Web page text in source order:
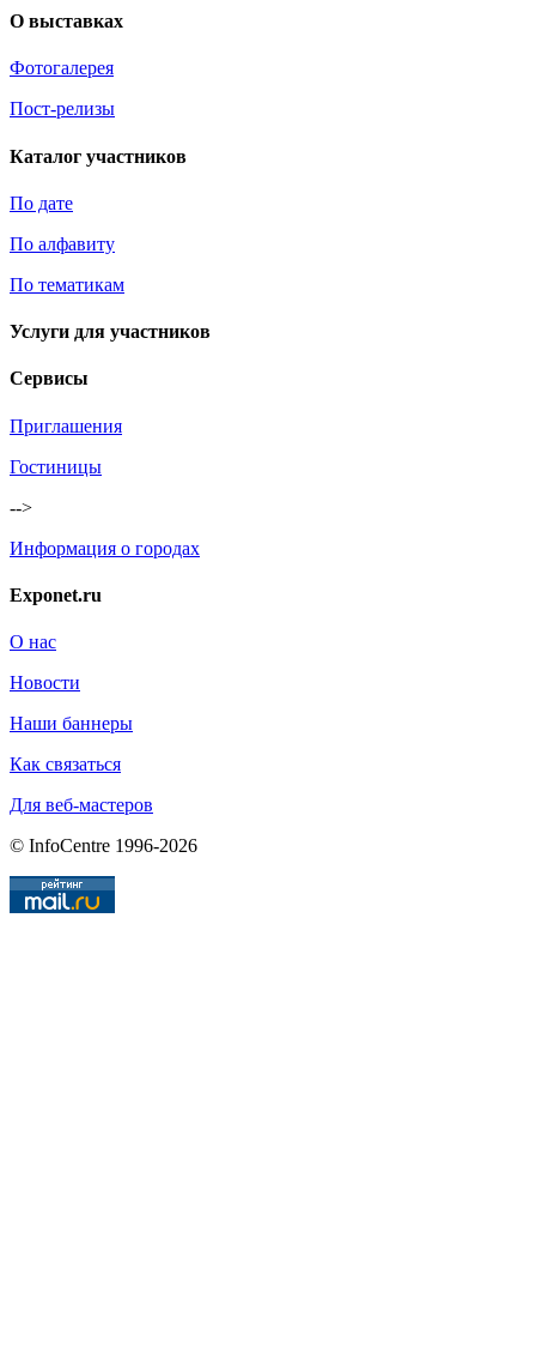
О выставках
Фотогалерея
Пост-релизы
Каталог участников
По дате
По алфавиту
По тематикам
Услуги для участников
Сервисы
Приглашения
Гостиницы
-->
Информация о городах
Exponet.ru
О нас
Новости
Наши баннеры
Как связаться
Для веб-мастеров
© InfoCentre 1996-2026